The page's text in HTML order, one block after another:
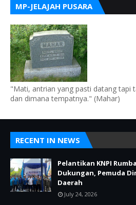
MP-JELAJAH PUSARA
"Mati, antrian yang pasti datang tapi
dan dimana tempatnya." (Mahar)
RECENT IN NEWS
Pelantikan KNPI
Dukungan, Pemuda
Daerah
July 24, 2026